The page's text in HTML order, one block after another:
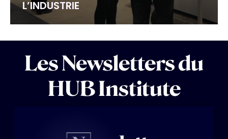
L’INDUSTRIE
Les Newsletters du
HUB Institute